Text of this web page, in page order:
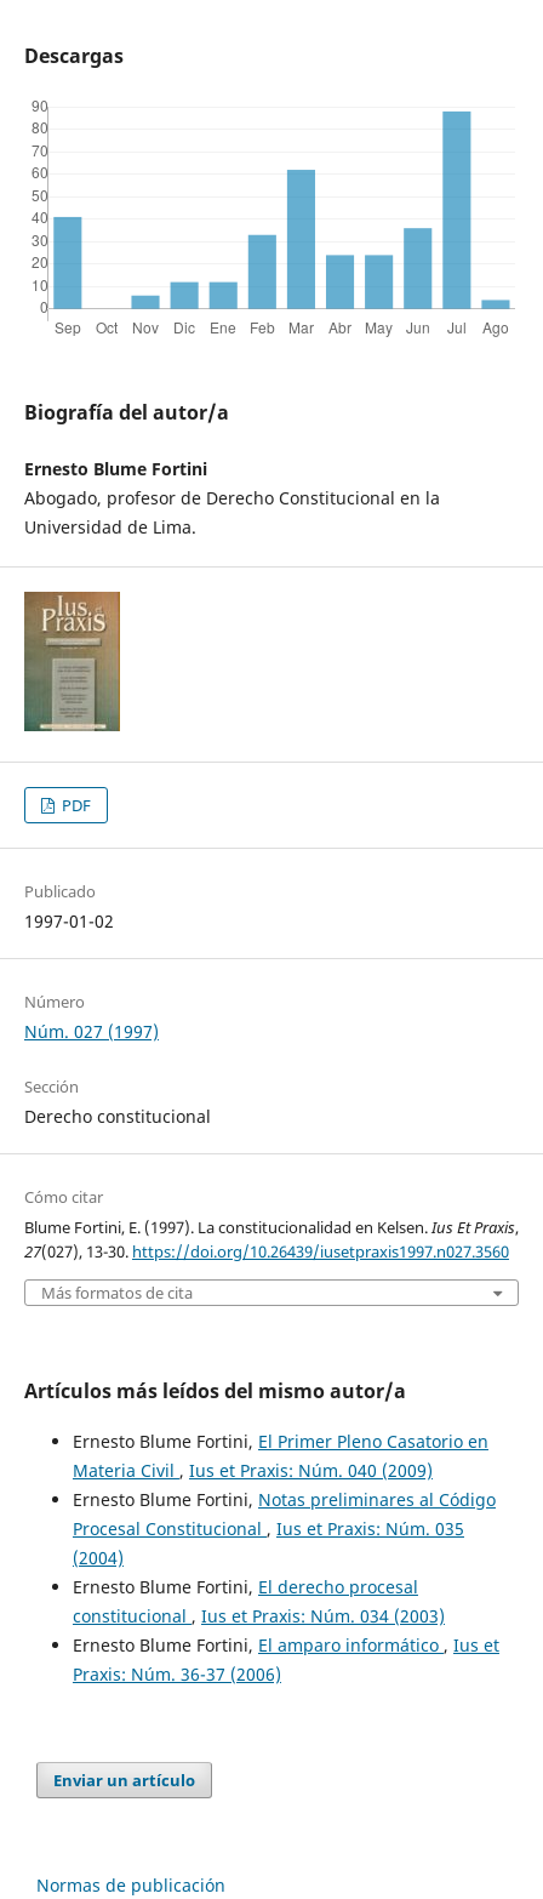
Descargas
Biografía del autor/a
Ernesto Blume Fortini
Abogado, profesor de Derecho Constitucional en la
Universidad de Lima.
PDF
Publicado
1997-01-02
Número
Núm. 027 (1997)
Sección
Derecho constitucional
Cómo citar
Blume Fortini, E. (1997). La constitucionalidad en Kelsen.Ius Et Praxis,
27(027), 13-30. https://doi.org/10.26439/iusetpraxis1997.n027.3560
Más formatos de cita
Artículos más leídos del mismo autor/a
Ernesto Blume Fortini, El Primer Pleno Casatorio en
Materia Civil , Ius et Praxis: Núm. 040 (2009)
Ernesto Blume Fortini, Notas preliminares al Código
Procesal Constitucional , Ius et Praxis: Núm. 035
(2004)
Ernesto Blume Fortini, El derecho procesal
constitucional , Ius et Praxis: Núm. 034 (2003)
Ernesto Blume Fortini, El amparo informático , Ius et
Praxis: Núm. 36-37 (2006)
Enviar un artículo
Normas de publicación